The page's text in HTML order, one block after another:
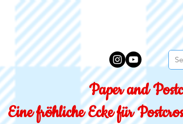
Paper and
Eine fröhliche Ecke für